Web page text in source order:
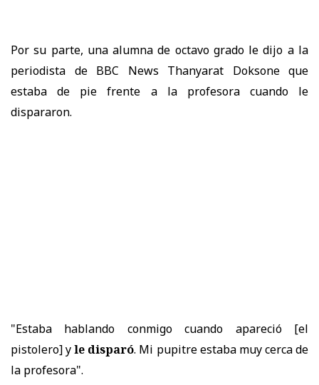
Por su parte, una alumna de octavo grado le dijo a la
periodista de BBC News Thanyarat Doksone que
estaba de pie frente a la profesora cuando le
dispararon.
"Estaba hablando conmigo cuando apareció [el
pistolero] yle disparó. Mi pupitre estaba muy cerca de
la profesora".